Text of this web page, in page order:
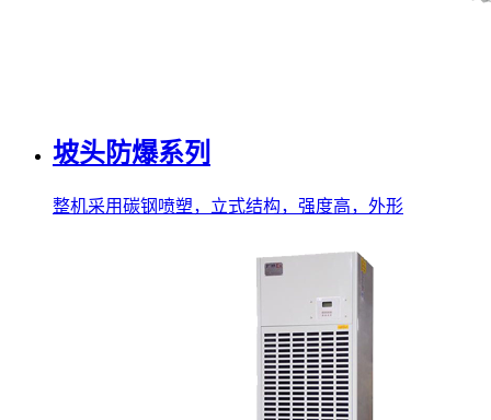
坡头防爆系列
整机采用碳钢喷塑，立式结构，强度高，外形